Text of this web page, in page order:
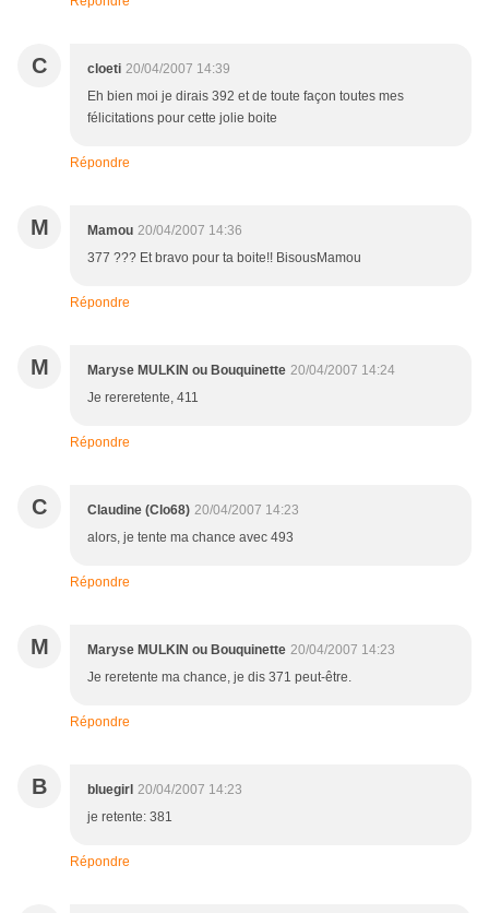
C cloeti 20/04/2007 14:39
Eh bien moi je dirais 392 et de toute façon toutes mes
félicitations pour cette jolie boite
Répondre
M Mamou 20/04/2007 14:36
377 ??? Et bravo pour ta boite!! BisousMamou
Répondre
M Maryse MULKIN ou Bouquinette 20/04/2007 14:24
Je rereretente, 411
Répondre
C Claudine (Clo68) 20/04/2007 14:23
alors, je tente ma chance avec 493
Répondre
M Maryse MULKIN ou Bouquinette 20/04/2007 14:23
Je reretente ma chance, je dis 371 peut-être.
Répondre
B bluegirl 20/04/2007 14:23
je retente: 381
Répondre